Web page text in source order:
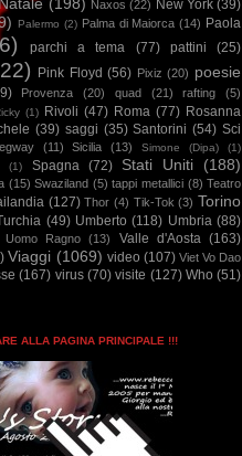
Naxos (22) New York (39)
Palermo (2) Palma di Maiorca (14) Paola
parchi a tema (77) pattini (25)
Pink Floyd (56) Pixiz (20) poesie
Provenza (20) quad (21) rafting (5)
(1) Rivoli (47) Roma (77) Rosanna
(39) saggi (35) Santorini (54) Sci
(11) Sicilia (13) Simone (Dipa) (1)
(1) Spagna (72) Stati Uniti (188)
(15) Swaziland (5) tappi metallici (8) Teatro
(127) Thor (4) Tik-Tok (3) Torino
(49) Umberto (118) Umbria (88)
Uomo Ragno (13) Valle d'Aosta (163)
Viaggi (1069) video (107) Viet Vo Dao
(167) virus (70) visite (127) Who (51)
ALLA PAGINA PRINCIPALE !!!